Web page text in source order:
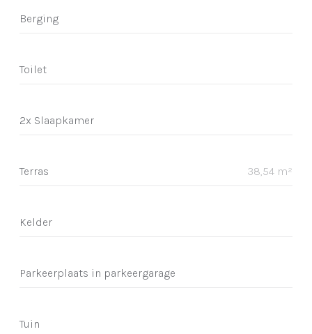
Berging
Toilet
2x Slaapkamer
Terras 38,54 m²
Kelder
Parkeerplaats in parkeergarage
Tuin